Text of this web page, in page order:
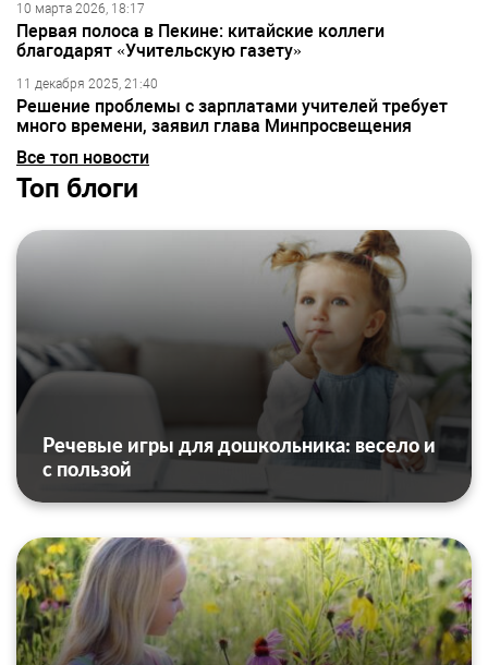
10 марта 2026, 18:17
Первая полоса в Пекине: китайские коллеги
благодарят «Учительскую газету»
11 декабря 2025, 21:40
Решение проблемы с зарплатами учителей требует
много времени, заявил глава Минпросвещения
Все топ новости
Топ блоги
Речевые игры для дошкольника: весело и
с пользой